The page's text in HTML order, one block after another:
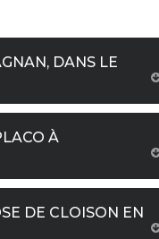
DANS LE
À
DE CLOISON EN